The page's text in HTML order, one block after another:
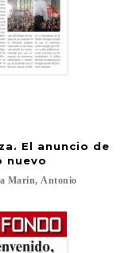
El anuncio de
nuevo
Marín, Antonio